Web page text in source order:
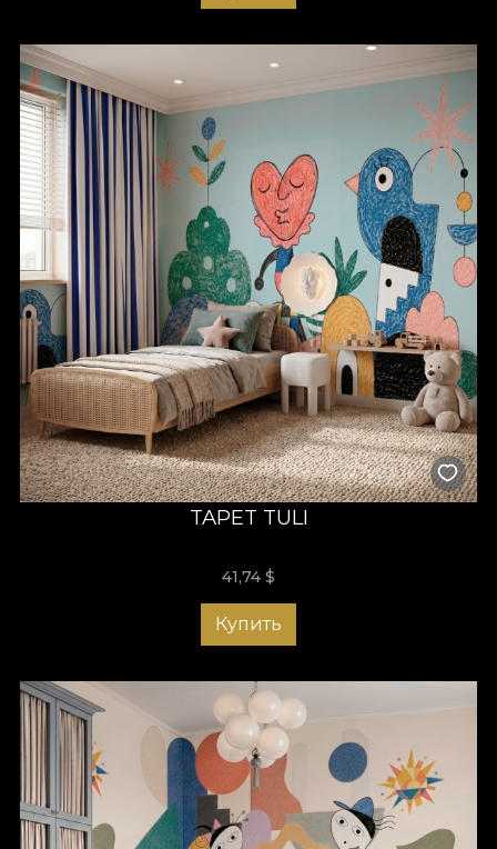
TAPET TULI
41,74 $
Купить